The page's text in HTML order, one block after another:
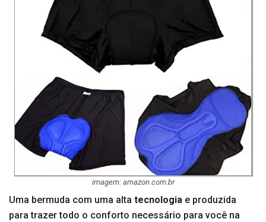
imagem: amazon.com.br
Uma bermuda com uma alta tecnologia e produzida
para trazer todo o conforto necessário para você na